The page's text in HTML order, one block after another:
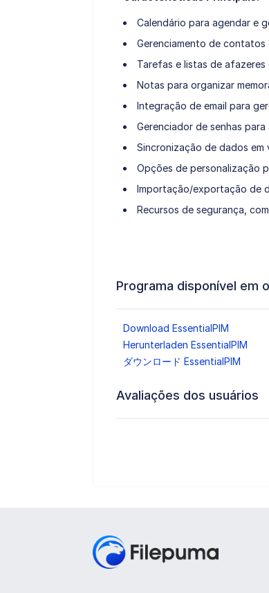
Calendário para agendar e
Gerenciamento de
Tarefas e listas de
Notas para organizar
Integração de email para
Gerenciador de senhas
Sincronização de dados em
Opções de personalização
Importação/exportação de
Recursos de segurança,
Programa disponível em
Download EssentialPIM
Herunterladen EssentialPIM
ダウンロード EssentialPIM
Avaliações dos usuários